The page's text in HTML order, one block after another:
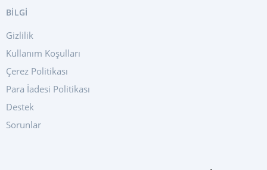
BİLGİ
Gizlilik
Kullanım Koşulları
Çerez Politikası
Para İadesi Politikası
Destek
Sorunlar